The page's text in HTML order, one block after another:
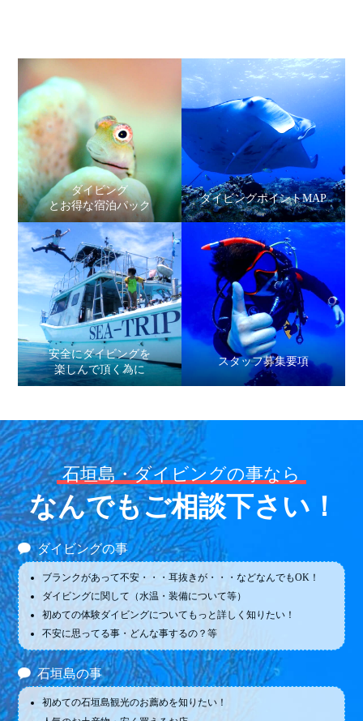
ダイビング
とお得な宿泊パック
ダイビングポイントMAP
安全にダイビングを
楽しんで頂く為に
スタッフ募集要項
石垣島・ダイビングの事なら
なんでもご相談下さい！
ダイビングの事
ブランクがあって不安・・・耳抜きが・・・などなんでもOK！
ダイビングに関して（水温・装備について等）
初めての体験ダイビングについてもっと詳しく知りたい！
不安に思ってる事・どんな事するの？等
石垣島の事
初めての石垣島観光のお薦めを知りたい！